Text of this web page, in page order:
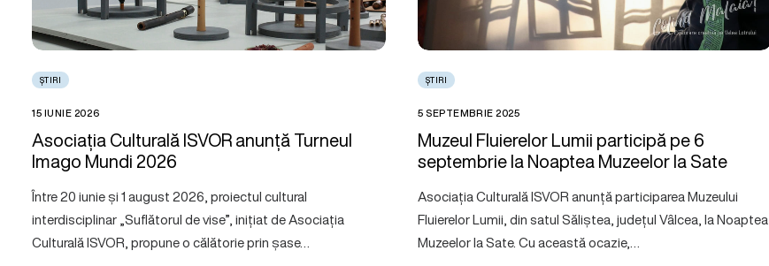
ȘTIRI
15 IUNIE 2026
Asociația Culturală ISVOR anunță Turneul
Imago Mundi 2026
Între 20 iunie și 1 august 2026, proiectul cultural
interdisciplinar „Suflătorul de vise”, inițiat de Asociația
Culturală ISVOR, propune o călătorie prin șase…
ȘTIRI
5 SEPTEMBRIE 2025
Muzeul Fluierelor Lumii participă pe 6
septembrie la Noaptea Muzeelor la Sate
Asociația Culturală ISVOR anunță participarea Muzeului
Fluierelor Lumii, din satul Săliștea, județul Vâlcea, la Noaptea
Muzeelor la Sate. Cu această ocazie,…